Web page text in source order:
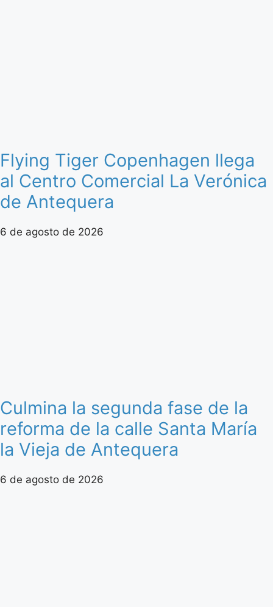
Flying Tiger Copenhagen llega
al Centro Comercial La Verónica
de Antequera
6 de agosto de 2026
Culmina la segunda fase de la
reforma de la calle Santa María
la Vieja de Antequera
6 de agosto de 2026